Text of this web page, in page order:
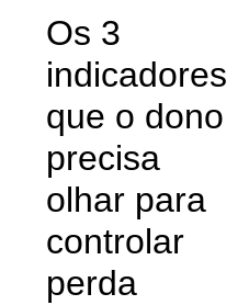
Os 3
indicadores
que o dono
precisa
olhar para
controlar
perda